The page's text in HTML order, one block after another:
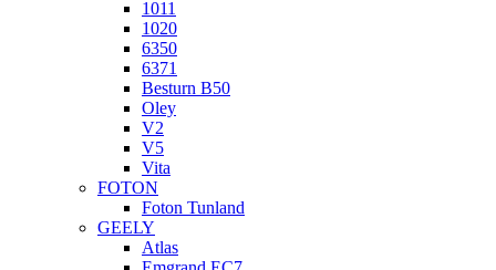
1011
1020
6350
6371
Besturn B50
Oley
V2
V5
Vita
FOTON
Foton Tunland
GEELY
Atlas